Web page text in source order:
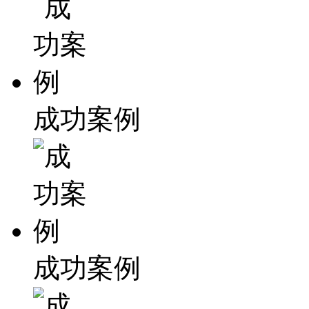
成功案例
成功案例